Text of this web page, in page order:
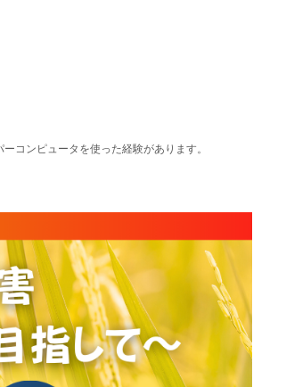
コンピュータを使った経験があります。